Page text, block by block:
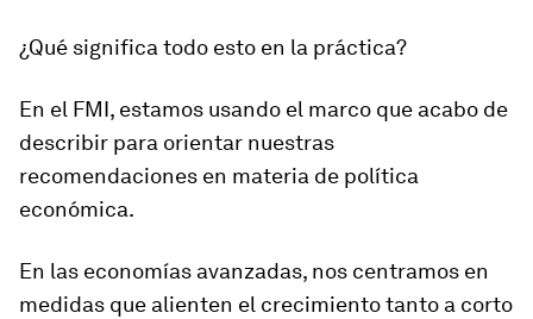
¿Qué significa todo esto en la práctica?
En el FMI, estamos usando el marco que acabo de
describir para orientar nuestras
recomendaciones en materia de política
económica.
En las economías avanzadas, nos centramos en
medidas que alienten el crecimiento tanto a corto